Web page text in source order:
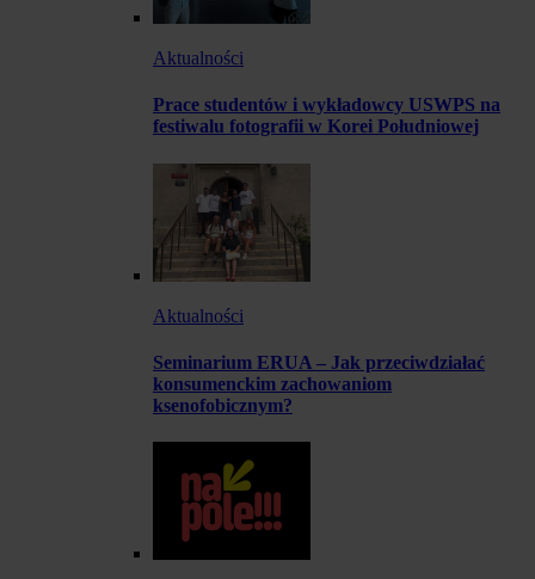
Aktualności
Prace studentów i wykładowcy USWPS na
festiwalu fotografii w Korei Południowej
Aktualności
Seminarium ERUA – Jak przeciwdziałać
konsumenckim zachowaniom
ksenofobicznym?